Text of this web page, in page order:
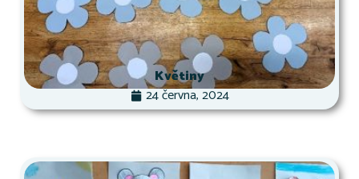
Květiny
24 června, 2024